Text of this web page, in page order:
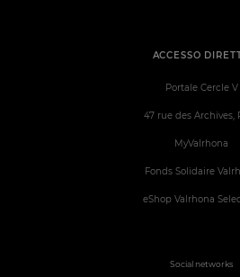
ACCESSO
Portale Cercle V
47 rue des Archives,
MyValrhona
Fonds Solidaire
eShop Valrhona
Social networks